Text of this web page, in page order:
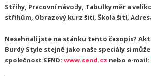
Střihy, Pracovní návody, Tabulky měr a
střihům, Obrazový kurz šití, Škola šití,
Nesehnali jste na stánku tento časopis?
Burdy Style stejně jako naše speciály si
společnost SEND: www.send.cz nebo e-mail: